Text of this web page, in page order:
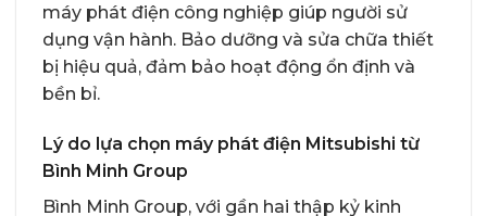
máy phát điện công nghiệp giúp người sử
dụng vận hành. Bảo dưỡng và sửa chữa thiết
bị hiệu quả, đảm bảo hoạt động ổn định và
bền bỉ.
Lý do lựa chọn máy phát điện Mitsubishi từ
Bình Minh Group
Bình Minh Group, với gần hai thập kỷ kinh